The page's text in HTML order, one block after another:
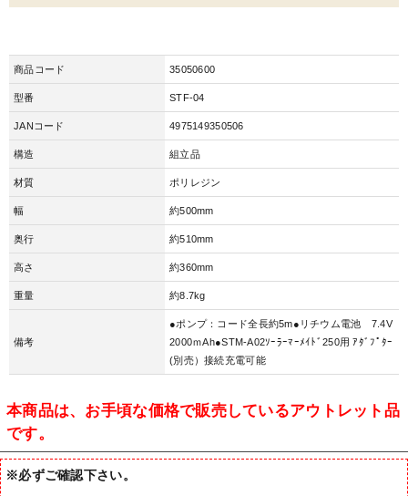
商品コード 35050600
型番 STF-04
JANコード 4975149350506
構造 組立品
材質 ポリレジン
幅 約500mm
奥行 約510mm
高さ 約360mm
重量 約8.7kg
備考
●ポンプ：コード全長約5m●リチウム電池 7.4V
2000ｍAh●STM-A02ｿｰﾗｰﾏｰﾒｲﾄﾞ250用 ｱﾀﾞﾌﾟﾀｰ
(別売）接続充電可能
本商品は、お手頃な価格で販売しているアウトレット品
です。
※必ずご確認下さい。